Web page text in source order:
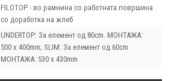
FILOTOP - во рамнина со работната површина
со доработка на жлеб
UNDERTOP: За елемент од 80cm. МОНТАЖА:
500 x 400mm; SLIM: За елемент од 60cm
МОНТАЖА: 530 x 430mm